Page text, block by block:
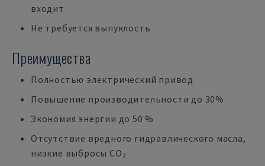
входит
Не требуется выпуклость
Преимущества
Полностью электрический привод
Повышение производительности до 30%
Экономия энергии до 50 %
Отсутствие вредного гидравлического масла,
низкие выбросы CO₂